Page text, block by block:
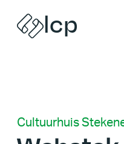
Naar inhoud
lcp
Cultuurhuis